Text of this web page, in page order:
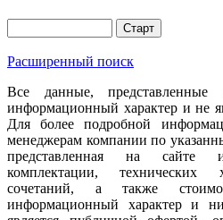
Расширенный поиск
Все данные,
информационный характер и не
Для более подробной
менеджерам компании по
представленная на сайте
комплектации, технических
сочетаний, а также
информационный характер и